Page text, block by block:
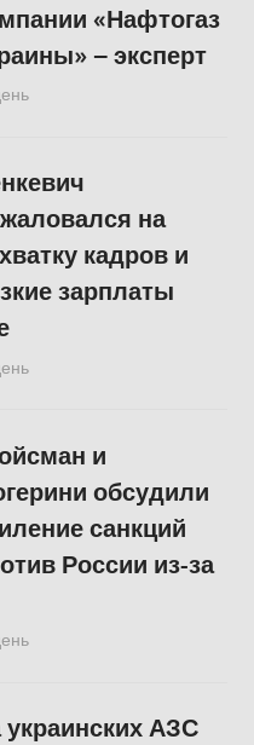
«Нафтогаз
– эксперт
на
кадров и
зарплаты
и
обсудили
санкций
России из-за
украинских АЗС